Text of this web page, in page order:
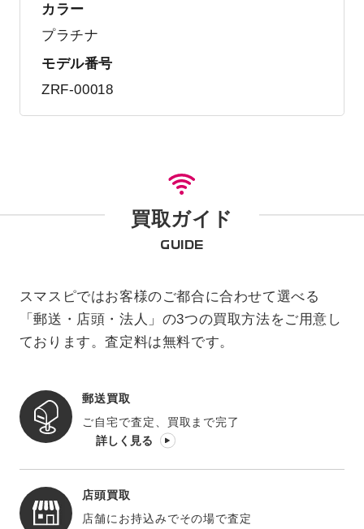
カラー
プラチナ
モデル番号
ZRF-00018
買取ガイド
GUIDE
スマスピではお客様のご都合に合わせて選べる
「郵送・店頭・法人」の3つの買取方法をご用意し
ております。査定料は無料です。
郵送買取
ご自宅で査定、買取まで完了
詳しく見る
店頭買取
店舗にお持込みでその場で査定